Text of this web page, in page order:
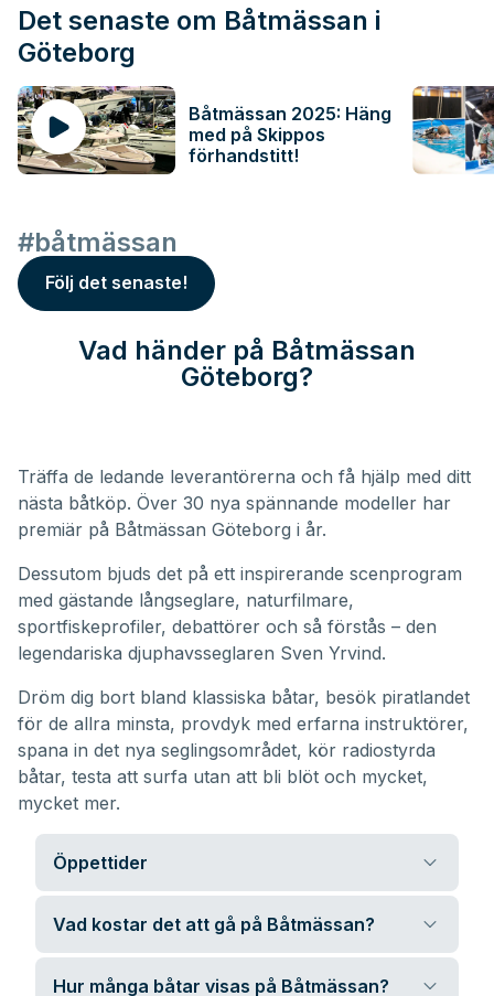
Det senaste om Båtmässan i
Göteborg
Båtmässan 2025: Häng
med på Skippos
förhandstitt!
#båtmässan
Följ det senaste!
Vad händer på Båtmässan
Göteborg?
Träffa de ledande leverantörerna och få hjälp med ditt
nästa båtköp. Över 30 nya spännande modeller har
premiär på Båtmässan Göteborg i år.
Dessutom bjuds det på ett inspirerande scenprogram
med gästande långseglare, naturfilmare,
sportfiskeprofiler, debattörer och så förstås – den
legendariska djuphavsseglaren Sven Yrvind.
Dröm dig bort bland klassiska båtar, besök piratlandet
för de allra minsta, provdyk med erfarna instruktörer,
spana in det nya seglingsområdet, kör radiostyrda
båtar, testa att surfa utan att bli blöt och mycket,
mycket mer.
Öppettider
Vad kostar det att gå på Båtmässan?
Hur många båtar visas på Båtmässan?